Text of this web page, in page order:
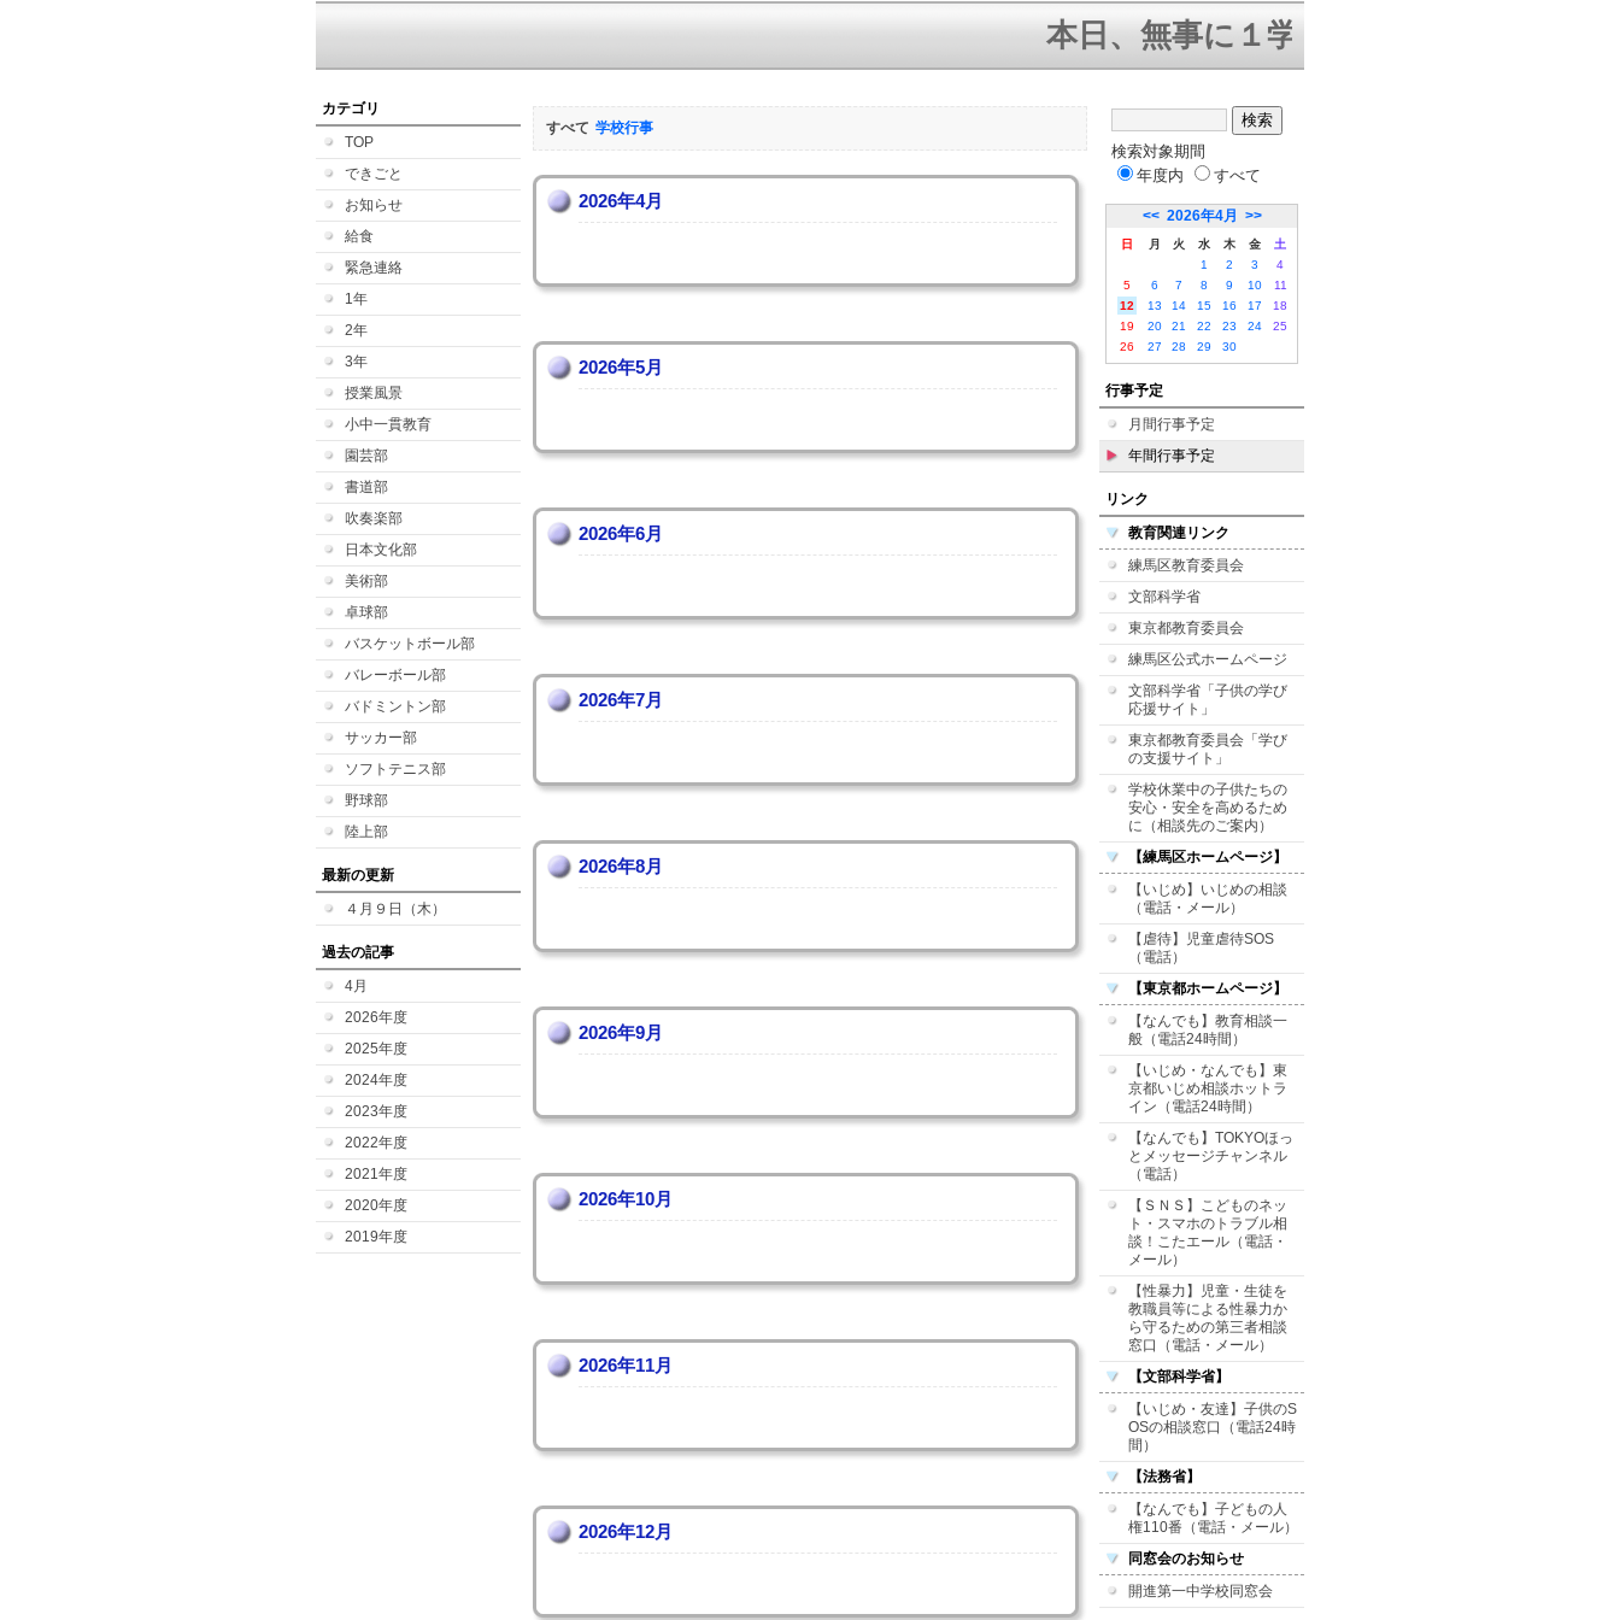
本日、無事に１学期終業式を迎えるこ
カテゴリ
TOP
できごと
お知らせ
給食
緊急連絡
1年
2年
3年
授業風景
小中一貫教育
園芸部
書道部
吹奏楽部
日本文化部
美術部
卓球部
バスケットボール部
バレーボール部
バドミントン部
サッカー部
ソフトテニス部
野球部
陸上部
最新の更新
４月９日（木）
過去の記事
4月
2026年度
2025年度
2024年度
2023年度
2022年度
2021年度
2020年度
2019年度
すべて 学校行事
2026年4月
2026年5月
2026年6月
2026年7月
2026年8月
2026年9月
2026年10月
2026年11月
2026年12月
検索対象期間
年度内
すべて
<< 2026年4月 >>
日 月 火 水 木 金
土
1
2 3
4
5
6 7 8 9 10
11
12
13 14 15 16 17
18
19
20 21 22 23 24
25
26
27 28 29 30
行事予定
月間行事予定
年間行事予定
リンク
教育関連リンク
練馬区教育委員会
文部科学省
東京都教育委員会
練馬区公式ホームページ
文部科学省「子供の学び
応援サイト」
東京都教育委員会「学び
の支援サイト」
学校休業中の子供たちの
安心・安全を高めるため
に（相談先のご案内）
【練馬区ホームページ】
【いじめ】いじめの相談
（電話・メール）
【虐待】児童虐待SOS
（電話）
【東京都ホームページ】
【なんでも】教育相談一
般（電話24時間）
【いじめ・なんでも】東
京都いじめ相談ホットラ
イン（電話24時間）
【なんでも】TOKYOほっ
とメッセージチャンネル
（電話）
【ＳＮＳ】こどものネッ
ト・スマホのトラブル相
談！こたエール（電話・
メール）
【性暴力】児童・生徒を
教職員等による性暴力か
ら守るための第三者相談
窓口（電話・メール）
【文部科学省】
【いじめ・友達】子供のS
OSの相談窓口（電話24時
間）
【法務省】
【なんでも】子どもの人
権110番（電話・メール）
同窓会のお知らせ
開進第一中学校同窓会